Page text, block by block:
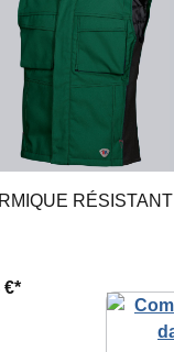
RÉSISTANT
€*